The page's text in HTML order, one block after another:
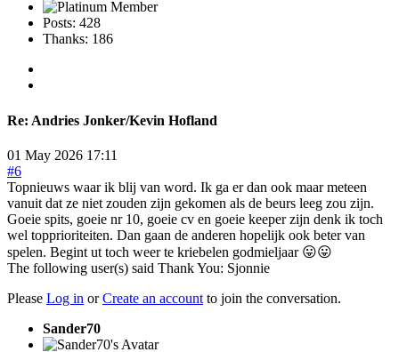
Posts: 428
Thanks: 186
Re: Andries Jonker/Kevin Hofland
01 May 2026 17:11
#6
Topnieuws waar ik blij van word. Ik ga er dan ook maar meteen
vanuit dat ze niet zouden zijn gekomen als de beurs leeg zou zijn.
Goeie spits, goeie nr 10, goeie cv en goeie keeper zijn denk ik toch
wel topprioriteiten. Dan gaan de anderen hopelijk ook beter van
spelen. Begint ut toch weer te kriebelen godmieljaar 😛😛
The following user(s) said Thank You: Sjonnie
Please Log in orCreate an account to join the conversation.
Sander70